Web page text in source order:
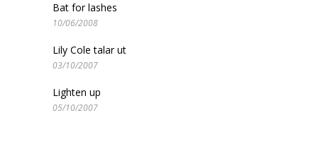
Bat for lashes
10/06/2008
Lily Cole talar ut
03/10/2007
Lighten up
05/10/2007